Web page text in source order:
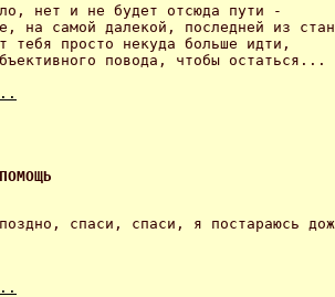
нет и не будет отсюда пути -
на самой далекой, последней из
тебя просто некуда больше идти,
повода, чтобы остаться...
спаси, спаси, я постараюсь